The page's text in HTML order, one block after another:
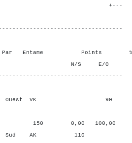
Entame Points %
N/S E/O N/
VK 90
0,00 100,00
AK 110